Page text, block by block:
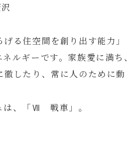
る住空間を創り出す能力」
ルギーです。家族愛に満
したり、常に人のために動
は、「Ⅶ 戦車」。